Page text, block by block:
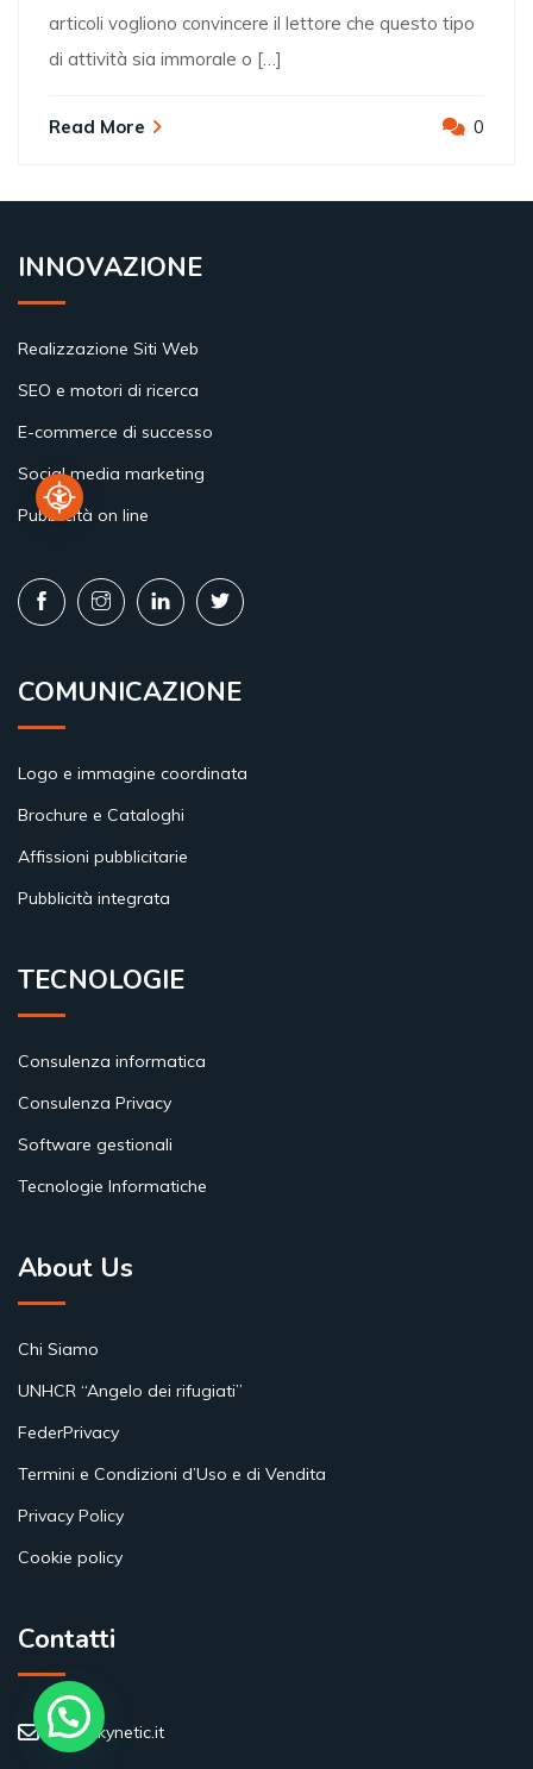
articoli vogliono convincere il lettore che questo tipo
di attività sia immorale o […]
Read More 0
INNOVAZIONE
Realizzazione Siti Web
SEO e motori di ricerca
E-commerce di successo
Social media marketing
Pubblicità on line
COMUNICAZIONE
Logo e immagine coordinata
Brochure e Cataloghi
Affissioni pubblicitarie
Pubblicità integrata
TECNOLOGIE
Consulenza informatica
Consulenza Privacy
Software gestionali
Tecnologie Informatiche
About Us
Chi Siamo
UNHCR “Angelo dei rifugiati”
FederPrivacy
Termini e Condizioni d’Uso e di Vendita
Privacy Policy
Cookie policy
Contatti
info@kynetic.it